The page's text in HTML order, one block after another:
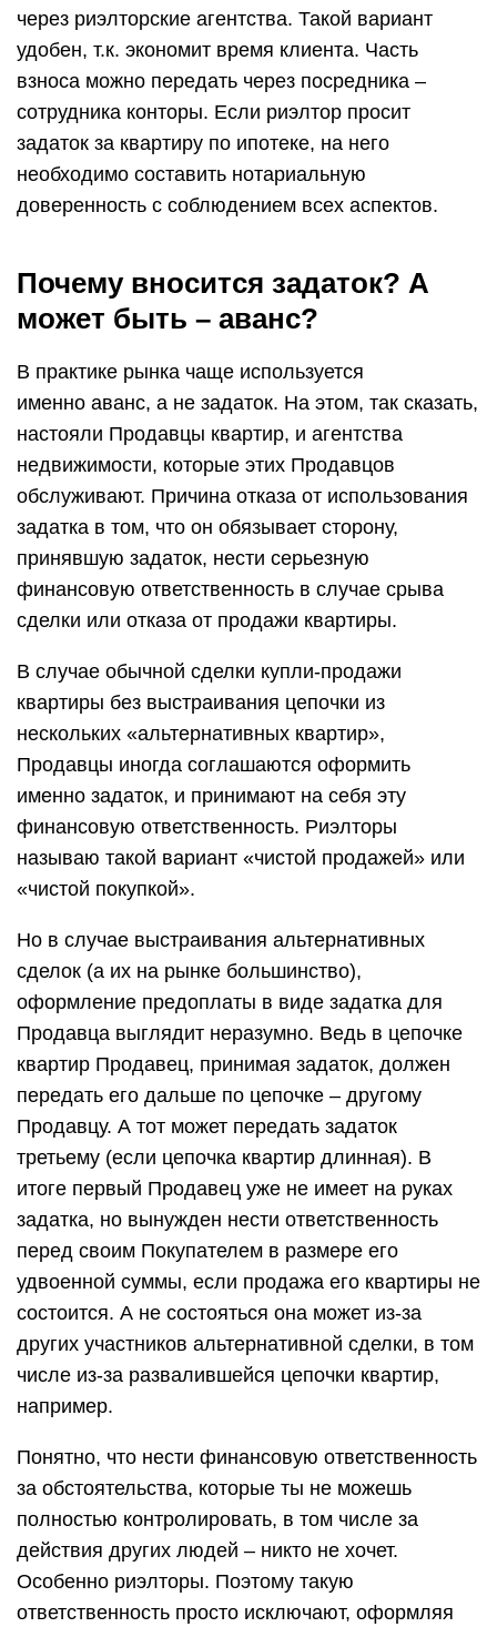
через риэлторские агентства. Такой вариант
удобен, т.к. экономит время клиента. Часть
взноса можно передать через посредника –
сотрудника конторы. Если риэлтор просит
задаток за квартиру по ипотеке, на него
необходимо составить нотариальную
доверенность с соблюдением всех аспектов.
Почему вносится задаток? А
может быть – аванс?
В практике рынка чаще используется
именно аванс, а не задаток. На этом, так сказать,
настояли Продавцы квартир, и агентства
недвижимости, которые этих Продавцов
обслуживают. Причина отказа от использования
задатка в том, что он обязывает сторону,
принявшую задаток, нести серьезную
финансовую ответственность в случае срыва
сделки или отказа от продажи квартиры.
В случае обычной сделки купли-продажи
квартиры без выстраивания цепочки из
нескольких «альтернативных квартир»,
Продавцы иногда соглашаются оформить
именно задаток, и принимают на себя эту
финансовую ответственность. Риэлторы
называю такой вариант «чистой продажей» или
«чистой покупкой».
Но в случае выстраивания альтернативных
сделок (а их на рынке большинство),
оформление предоплаты в виде задатка для
Продавца выглядит неразумно. Ведь в цепочке
квартир Продавец, принимая задаток, должен
передать его дальше по цепочке – другому
Продавцу. А тот может передать задаток
третьему (если цепочка квартир длинная). В
итоге первый Продавец уже не имеет на руках
задатка, но вынужден нести ответственность
перед своим Покупателем в размере его
удвоенной суммы, если продажа его квартиры не
состоится. А не состояться она может из-за
других участников альтернативной сделки, в том
числе из-за развалившейся цепочки квартир,
например.
Понятно, что нести финансовую ответственность
за обстоятельства, которые ты не можешь
полностью контролировать, в том числе за
действия других людей – никто не хочет.
Особенно риэлторы. Поэтому такую
ответственность просто исключают, оформляя